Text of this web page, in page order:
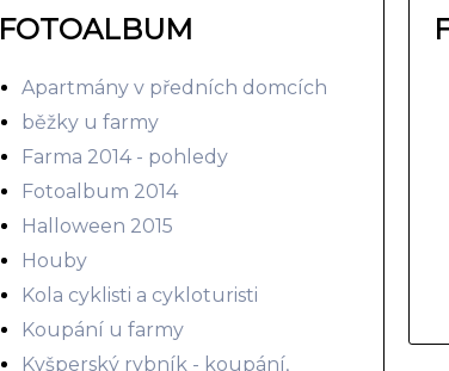
FOTOALBUM
Apartmány v předních domcích
běžky u farmy
Farma 2014 - pohledy
Fotoalbum 2014
Halloween 2015
Houby
Kola cyklisti a cykloturisti
Koupání u farmy
Kyšperský rybník - koupání,